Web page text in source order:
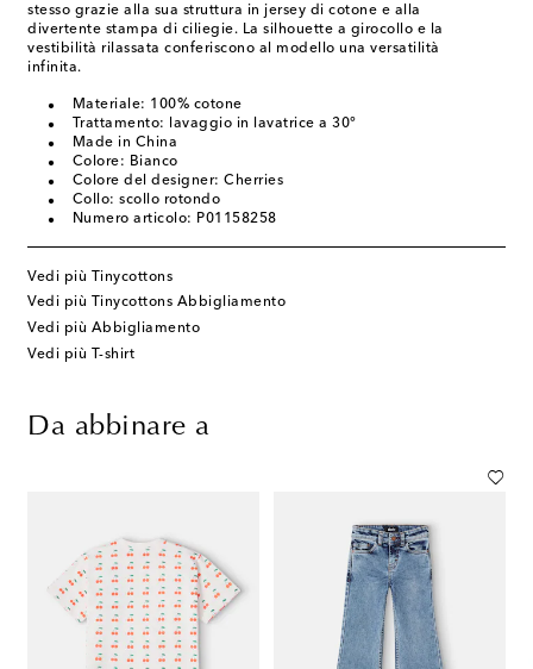
stesso grazie alla sua struttura in jersey di cotone e alla
divertente stampa di ciliegie. La silhouette a girocollo e la
vestibilità rilassata conferiscono al modello una versatilità
infinita.
Materiale: 100% cotone
Trattamento: lavaggio in lavatrice a 30°
Made in China
Colore: Bianco
Colore del designer: Cherries
Collo: scollo rotondo
Numero articolo: P01158258
Vedi più Tinycottons
Vedi più Tinycottons Abbigliamento
Vedi più Abbigliamento
Vedi più T-shirt
Da abbinare a